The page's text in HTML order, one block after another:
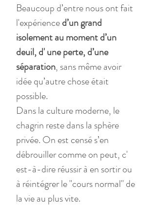
Beaucoup d’entre nous ont fait
l'expérience d’un grand
isolement au moment d’un
deuil, d' une perte, d’une
séparation, sans même avoir
idée qu’autre chose était
possible.
Dans la culture moderne, le
chagrin reste dans la sphère
privée. On est censé s’en
débrouiller comme on peut, c'
est-à-dire réussir à en sortir ou
à réintégrer le "cours normal" de
la vie au plus vite.